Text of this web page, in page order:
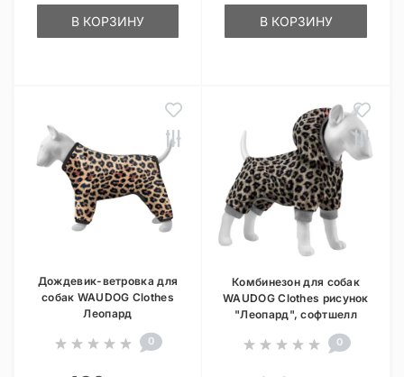
В КОРЗИНУ В КОРЗИНУ
Дождевик-ветровка для
собак WAUDOG Clothes
Леопард
0
Комбинезон для собак
WAUDOG Clothes рисунок
"Леопард", софтшелл
0